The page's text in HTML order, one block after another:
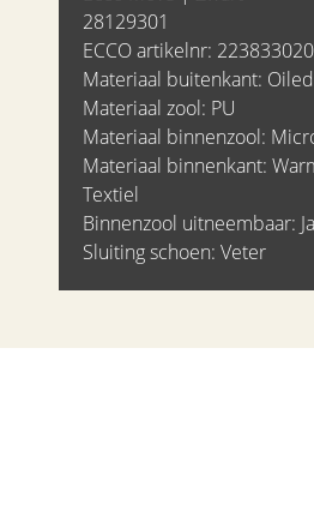
28129301
ECCO artikelnr:
Materiaal buitenkant:
Materiaal zool: PU
Materiaal binnenzool:
Materiaal binnenkant:
Textiel
Binnenzool uitneembaar: Ja
Sluiting schoen: Veter